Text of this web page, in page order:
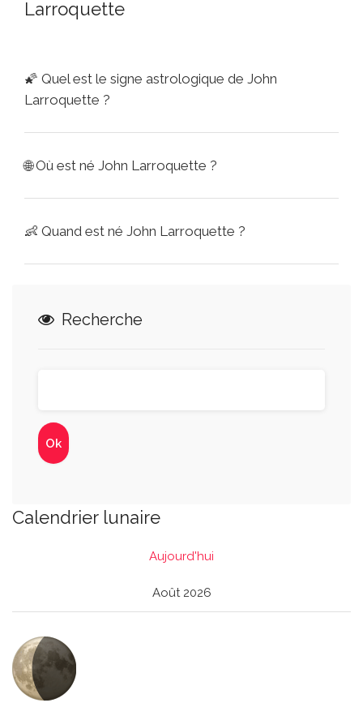
Larroquette
🌠 Quel est le signe astrologique de John
Larroquette ?
🌐Où est né John Larroquette ?
👶 Quand est né John Larroquette ?
Recherche
Calendrier lunaire
Aujourd'hui
Août 2026